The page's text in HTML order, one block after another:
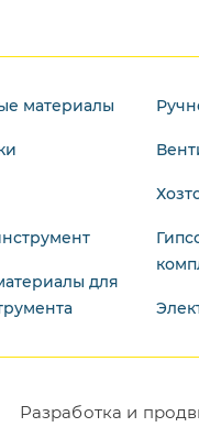
материалы
для
Разработка и